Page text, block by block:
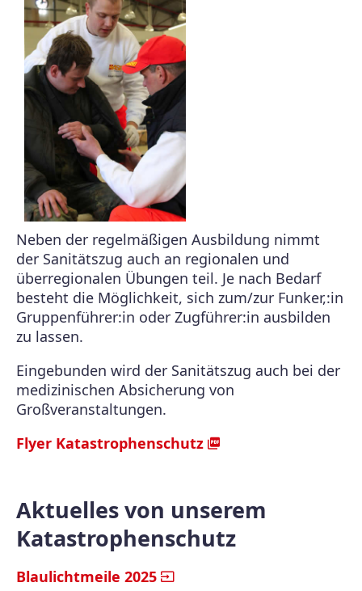
Neben der regelmäßigen Ausbildung nimmt
der Sanitätszug auch an regionalen und
überregionalen Übungen teil. Je nach Bedarf
besteht die Möglichkeit, sich zum/zur Funker,:in
Gruppenführer:in oder Zugführer:in ausbilden
zu lassen.
Eingebunden wird der Sanitätszug auch bei der
medizinischen Absicherung von
Großveranstaltungen.
Flyer Katastrophenschutz
Aktuelles von unserem
Katastrophenschutz
Blaulichtmeile 2025